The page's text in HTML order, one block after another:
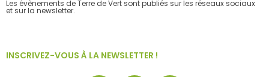
Les évènements de Terre de Vert sont publiés sur les réseaux sociaux
et sur la newsletter.
INSCRIVEZ-VOUS À LA NEWSLETTER !